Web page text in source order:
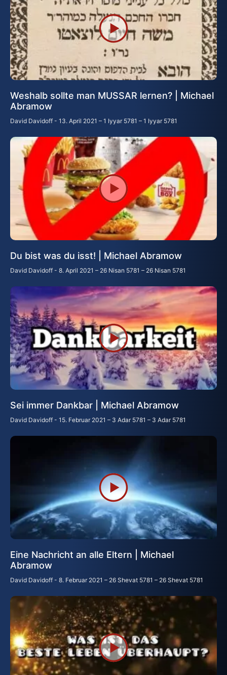
Weshalb sollte man MUSSAR lernen? | Michael
Abramow
David Davidoff 13. April 2021 – 1 Iyyar 5781 – 1 Iyyar 5781
Du bist was du isst! | Michael Abramow
David Davidoff 8. April 2021 – 26 Nisan 5781 – 26 Nisan 5781
Sei immer Dankbar | Michael Abramow
David Davidoff 15. Februar 2021 – 3 Adar 5781 – 3 Adar 5781
Eine Nachricht an alle Eltern | Michael
Abramow
David Davidoff 8. Februar 2021 – 26 Shevat 5781 – 26 Shevat 5781